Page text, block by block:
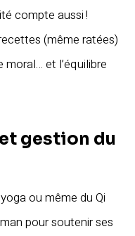
compte aussi !
(même ratées)
et l’équilibre
gestion du
ou même du Qi
pour soutenir ses